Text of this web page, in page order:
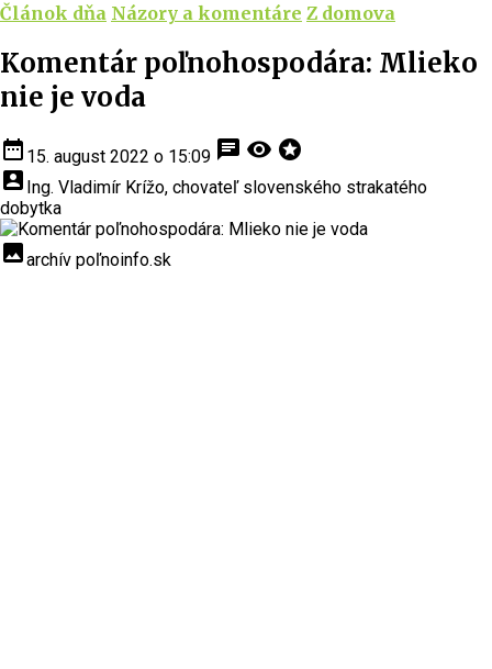
Článok dňa Názory a komentáre Z domova
Komentár poľnohospodára: Mlieko
nie je voda
date_range 15. august 2022 o 15:09 chat visibility stars
account_box Ing. Vladimír Krížo, chovateľ slovenského strakatého
dobytka
insert_photoarchív poľnoinfo.sk